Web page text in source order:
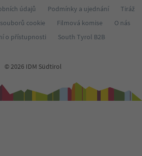
údajů
Podmínky a ujednání
Tiráž
cookie
Filmová komise
O nás
o přístupnosti
South Tyrol B2B
© 2026 IDM Südtirol